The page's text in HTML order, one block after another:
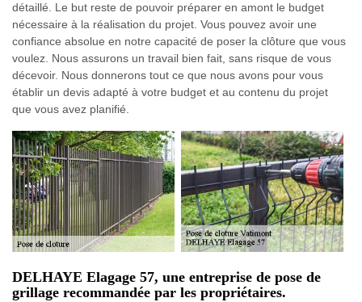
détaillé. Le but reste de pouvoir préparer en amont le budget
nécessaire à la réalisation du projet. Vous pouvez avoir une
confiance absolue en notre capacité de poser la clôture que vous
voulez. Nous assurons un travail bien fait, sans risque de vous
décevoir. Nous donnerons tout ce que nous avons pour vous
établir un devis adapté à votre budget et au contenu du projet
que vous avez planifié.
DELHAYE Elagage 57, une entreprise de pose de
grillage recommandée par les propriétaires.